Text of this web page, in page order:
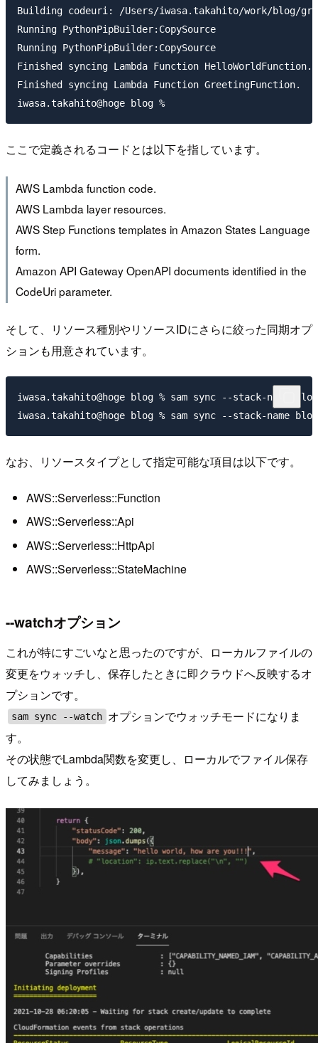
Building codeuri: /Users/iwasa.takahito/work/blog/
Running PythonPipBuilder:CopySource
Running PythonPipBuilder:CopySource
Finished syncing Lambda Function HelloWorldFunction.
Finished syncing Lambda Function GreetingFunction.
ここで定義されるコードとは以下を指しています。
AWS Lambda function code.
AWS Lambda layer resources.
AWS Step Functions templates in Amazon States Language
form.
Amazon API Gateway OpenAPI documents identified in the
CodeUri parameter.
そして、リソース種別やリソースIDにさらに絞った同期オプ
ションも用意されています。
iwasa.takahito@hoge blog % sam sync --stack-name
なお、リソースタイプとして指定可能な項目は以下です。
AWS::Serverless::Function
AWS::Serverless::Api
AWS::Serverless::HttpApi
AWS::Serverless::StateMachine
--watchオプション
これが特にすごいなと思ったのですが、ローカルファイルの
変更をウォッチし、保存したときに即クラウドへ反映するオ
プションです。
sam sync --watch オプションでウォッチモードになりま
す。
その状態でLambda関数を変更し、ローカルでファイル保存
してみましょう。